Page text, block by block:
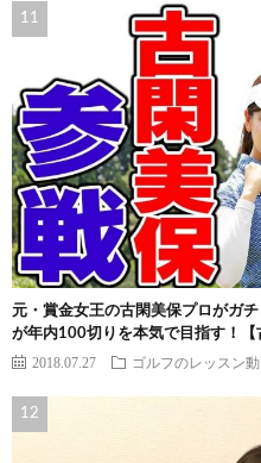
元・賞金女王の古閑美保プロがガ
が年内100切りを本気で目指す！【
2018.07.27 ゴルフのレッスン